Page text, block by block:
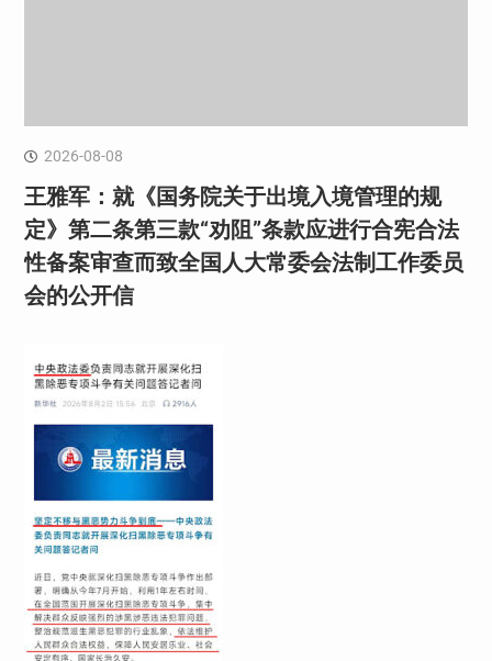
2026-08-08
王雅军：就《国务院关于出境入境管理的规
定》第二条第三款“劝阻”条款应进行合宪合法
性备案审查而致全国人大常委会法制工作委员
会的公开信